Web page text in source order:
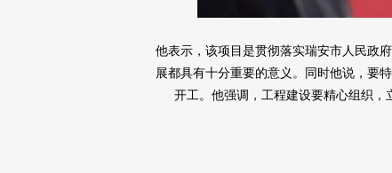
他表示，该项目是贯彻落实瑞安市人民政
展都具有十分重要的意义。同时他说，要
开工。他强调，工程建设要精心组织，